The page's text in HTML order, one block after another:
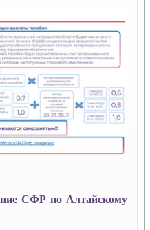
СФР по Алтайскому